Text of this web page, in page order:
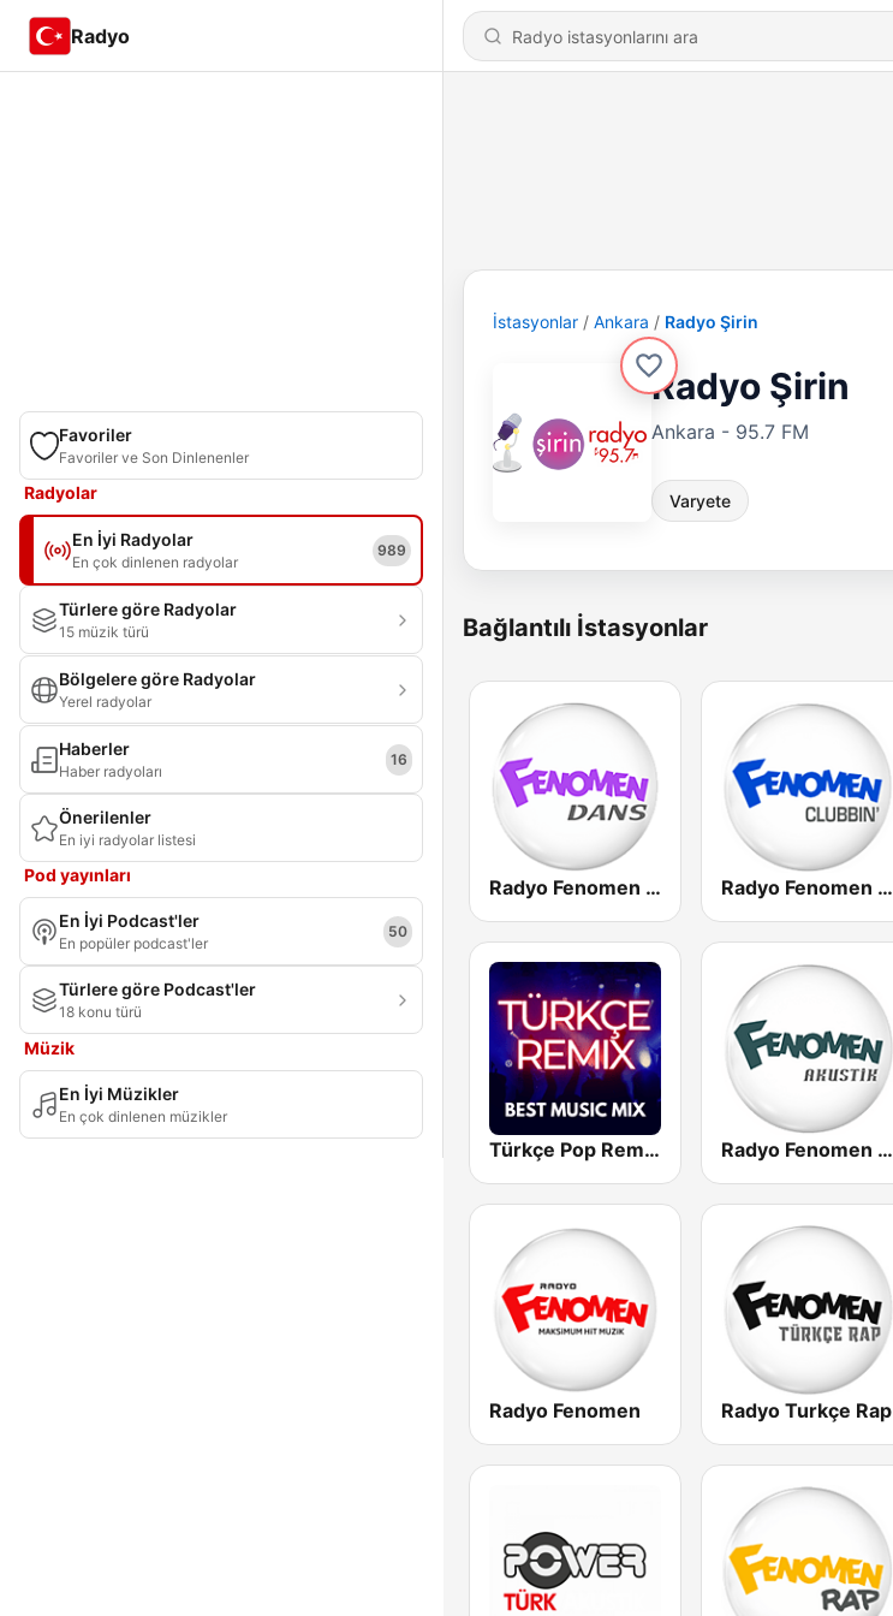
Radyo
Favoriler
Favoriler ve Son Dinlenenler
Radyolar
En İyi Radyolar
En çok dinlenen radyolar
989
Türlere göre Radyolar
15 müzik türü
Bölgelere göre Radyolar
Yerel radyolar
Haberler
Haber radyoları
16
Önerilenler
En iyi radyolar listesi
Pod yayınları
En İyi Podcast'ler
En popüler podcast'ler
50
Türlere göre Podcast'ler
18 konu türü
Müzik
En İyi Müzikler
En çok dinlenen müzikler
İstasyonlar Ankara Radyo Şirin
Radyo Şirin
Ankara - 95.7 FM
Varyete
Bağlantılı İstasyonlar
Radyo Fenomen Dans Radyo Fenomen Clubbin
Türkçe Pop Remix BESTradio Radyo Fenomen Akustik
Radyo Fenomen Radyo Turkçe Rap